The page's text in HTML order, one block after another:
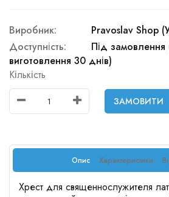
Виробник:
Pravoslav Shop
Доступність:
Під замовлення
виготовлення 30 днів)
Кількість
ЗАМОВИТИ
Опис Характеристики
Хрест для священнослужителя